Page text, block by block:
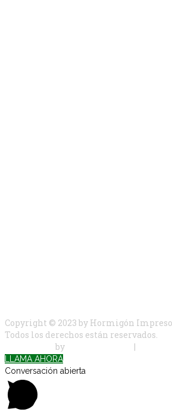
Copyright © 2023 by Hormigón
Todos los derechos están reservados.
by |
LLAMA AHORA
Conversación abierta